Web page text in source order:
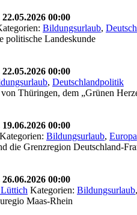
22.05.2026 00:00
Bildungsurlaub,
politische Landeskunde
22.05.2026 00:00
, Deutschlandpolitik
Thüringen, dem „Grünen
19.06.2026 00:00
Kategorien: Bildungsurlaub,
die Grenzregion Deutschland-
26.06.2026 00:00
Kategorien: Bildungsurlaub,
Maas-Rhein